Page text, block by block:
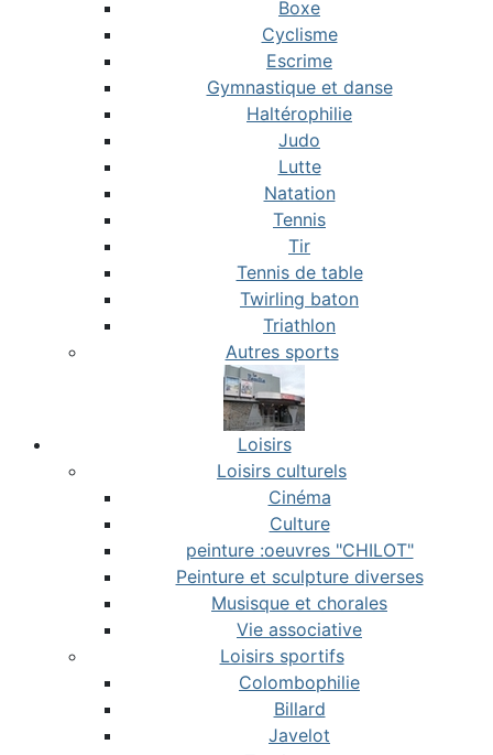
Boxe
Cyclisme
Escrime
Gymnastique et danse
Haltérophilie
Judo
Lutte
Natation
Tennis
Tir
Tennis de table
Twirling baton
Triathlon
Autres sports
Loisirs
Loisirs culturels
Cinéma
Culture
peinture :oeuvres "CHILOT"
Peinture et sculpture diverses
Musisque et chorales
Vie associative
Loisirs sportifs
Colombophilie
Billard
Javelot